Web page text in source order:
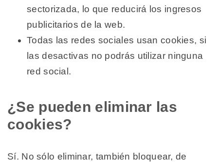
sectorizada, lo que reducirá los ingresos
publicitarios de la web.
Todas las redes sociales usan cookies, si
las desactivas no podrás utilizar ninguna
red social.
¿Se pueden eliminar las
cookies?
Sí. No sólo eliminar, también bloquear, de